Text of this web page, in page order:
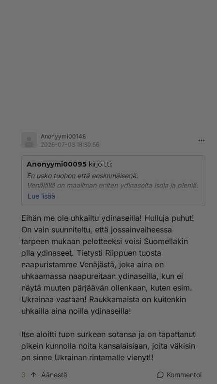
Anonyymi00148
2026-07-03 18:30:56
Anonyymi00095 kirjoitti:
En usko tuohon että ensimmäisenä.
Venäjällä on maailman eniten ydinaseita isoja ja pieniä.
Suomeen ne voisi edes teorissakaan ampu kuin pienillä
Mutta ei venäjä voi aloittaa ydinsotaa pikku
paukuilla,koska ninhin voidaan vastata ja niitä voi
torjua jne...
Tuon on Venäjän propakandaa ja hämäystä.
Jos Venäjä ampuu ensin se ampuu isolla Sarmatilla
länsieurooppaan jolloin koko länsieurooppa tuhoutuu
Siihen ei kukaan vastaa se on aivan varma asia koko
maailmalla on paskat housuissa kun yhdellä iskulla
katoaa euroopasta 6 pääkaupunkia ja Nato ja Euro ja
Sarmattia ei voi edes torjua millään nyky järjestelmillä.
Ehköä Medjeevew tarkoitti sitä että suomen valtion
johto itse suuntasi Venäjän ydinaseita Suomeen niiden
ydinase uhkauksien takia...tämähän oli selvä asia jo
Lue lisää
Eihän me ole uhkailtu ydinaseilla! Hulluja puhut!
On vain suunniteltu, että jossainvaiheessa
tarpeen mukaan pelotteeksi voisi Suomellakin
olla ydinaseet. Tietysti Riippuen tuosta
naapuristamme Venäjästä, joka aina on
uhkaamassa naapureitaan ydinaseilla, kun ei
näytä muuten pärjäävän ollenkaan, kuten esim.
Ukrainaa vastaan! Raukkamaista on kuitenkin
uhkailla aina noilla ydinaseilla!
Itse aloitti tuon surkean sotansa ja on tapattanut
oikein kunnolla noita kansalaisiaan, joita väkisin
on sinne Ukrainan rintamalle vienyt!!
3 Äänestä Kommentoi